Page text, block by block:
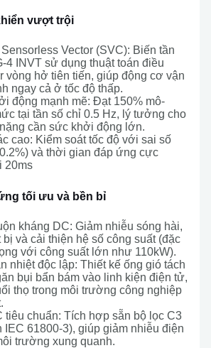
vượt trội
Vector (SVC): Biến tần
4 INVT sử dụng thuật toán điều
vòng hở tiên tiến, giúp động cơ vận
ngay cả ở tốc độ thấp.
động mạnh mẽ: Đạt 150% mô-
tại tần số chỉ 0.5 Hz, lý tưởng cho
cần sức khởi động lớn.
cao: Kiểm soát tốc độ với sai số
và thời gian đáp ứng cực
20ms
tối ưu và bền bỉ
kháng DC: Giảm nhiễu sóng hài,
bị và cải thiện hệ số công suất (đặc
với công suất lớn như 110kW).
nhiệt độc lập: Thiết kế ống gió tách
bụi bẩn bám vào linh kiện điện tử,
thọ trong môi trường công nghiệp
tiêu chuẩn: Tích hợp sẵn bộ lọc C3
IEC 61800-3), giúp giảm nhiễu điện
trường xung quanh.